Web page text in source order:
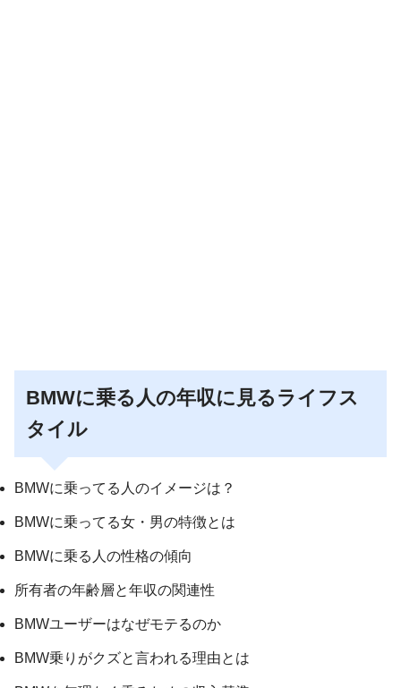
BMWに乗る人の年収に見るライフス
タイル
BMWに乗ってる人のイメージは？
BMWに乗ってる女・男の特徴とは
BMWに乗る人の性格の傾向
所有者の年齢層と年収の関連性
BMWユーザーはなぜモテるのか
BMW乗りがクズと言われる理由とは